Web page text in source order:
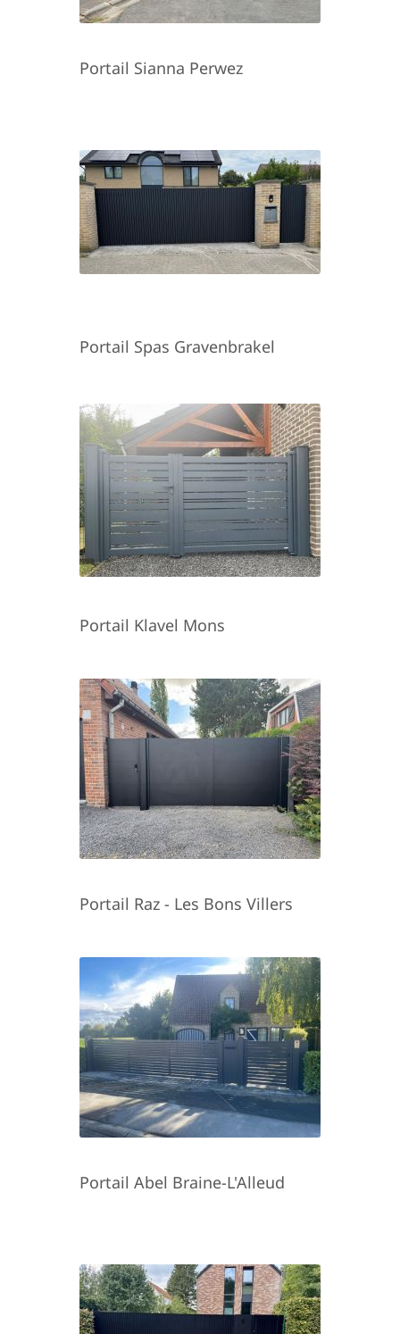
Portail Sianna Perwez
Portail Spas Gravenbrakel
Portail Klavel Mons
Portail Raz - Les Bons Villers
Portail Abel Braine-L'Alleud